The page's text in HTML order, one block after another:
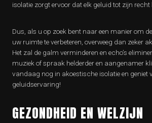
isolatie zorgt ervoor dat elk geluid tot zijn recht
Dus, als u op zoek bent naar een manier om
uw ruimte te verbeteren, overweeg dan zeker
Het zal de galm verminderen en echo’s
muziek of spraak helderder en aangenamer
vandaag nog in akoestische isolatie en geniet
geluidservaring!
GEZONDHEID EN WELZIJN